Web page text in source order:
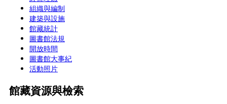
組織與編制
建築與設施
館藏統計
圖書館法規
開放時間
圖書館大事紀
活動照片
館藏資源與檢索